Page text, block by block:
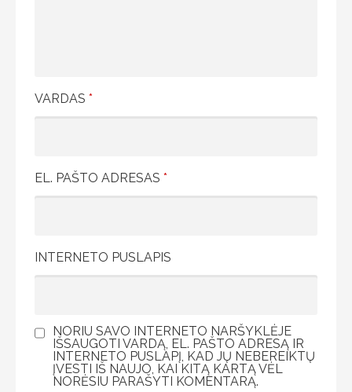
VARDAS *
EL. PAŠTO ADRESAS *
INTERNETO PUSLAPIS
NORIU SAVO INTERNETO NARŠYKLĖJE
IŠSAUGOTI VARDĄ, EL. PAŠTO ADRESĄ IR
INTERNETO PUSLAPĮ, KAD JŲ NEBEREIKTŲ
ĮVESTI IŠ NAUJO, KAI KITĄ KARTĄ VĖL
NORĖSIU PARAŠYTI KOMENTARĄ.